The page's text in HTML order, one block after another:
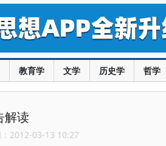
教育学 文学 历史学 哲学
解读
2012-03-13 10:27